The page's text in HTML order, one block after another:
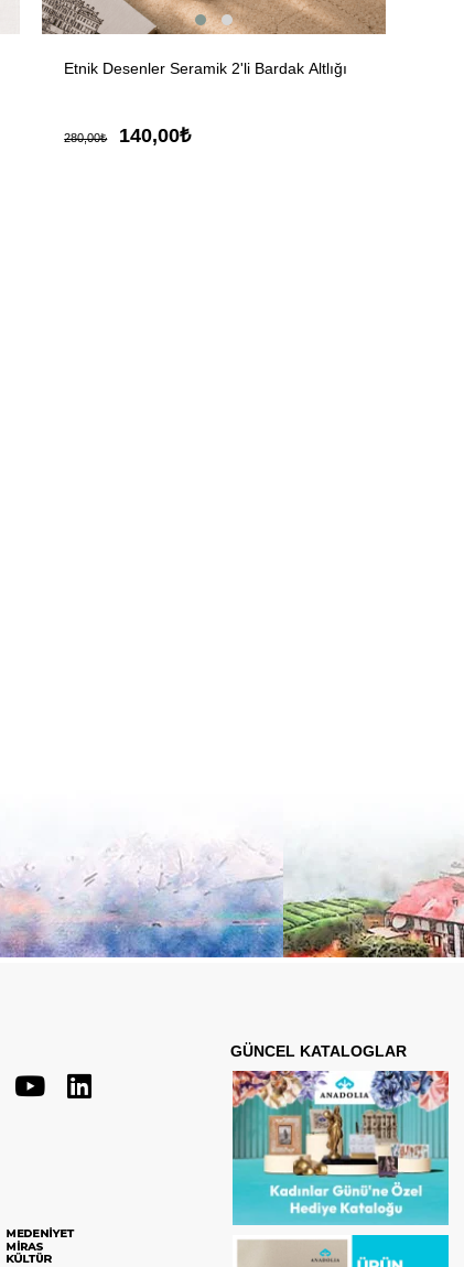
Etnik Desenler Seramik 2'li Bardak Altlığı
140,00₺
280,00₺
GÜNCEL KATALOGLAR